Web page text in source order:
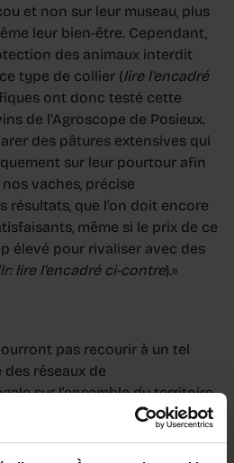
et non sur leur museau, plus
leur bien-être. Cependant,
des animaux interdit
ce type de collier (lire l’encadré
ont donc testé cette
de l’Agroscope de Posieux.
des pâtures extensives qui
sur leur pourtour afin
vaches, précise
résultats, que l’on doit encore
même si le prix de ce
élevé pour rivaliser avec des
lire l’encadré ci-contre).»
pas recourir à un tel
réseaux de
sur l’ensemble du territoire,
bon fonctionnement. Les
sur un smartphone. «Si le